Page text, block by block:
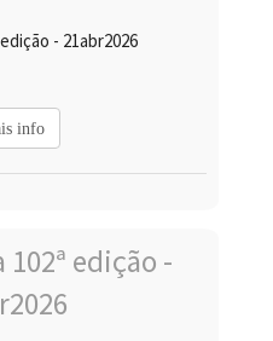
- 21abr2026
info